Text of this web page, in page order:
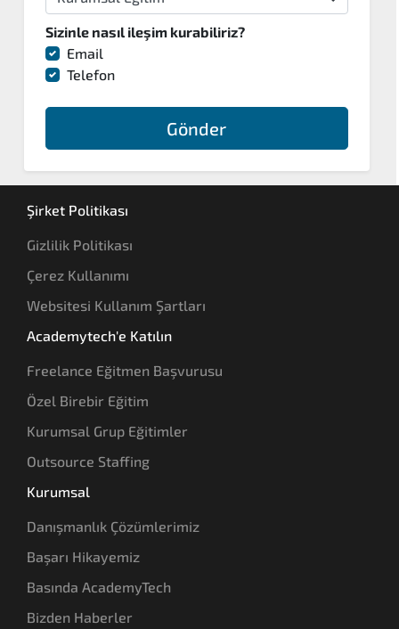
Sizinle nasıl ileşim kurabiliriz?
Email
Telefon
Gönder
Şirket Politikası
Gizlilik Politikası
Çerez Kullanımı
Websitesi Kullanım Şartları
Academytech'e Katılın
Freelance Eğitmen Başvurusu
Özel Birebir Eğitim
Kurumsal Grup Eğitimler
Outsource Staffing
Kurumsal
Danışmanlık Çözümlerimiz
Başarı Hikayemiz
Basında AcademyTech
Bizden Haberler